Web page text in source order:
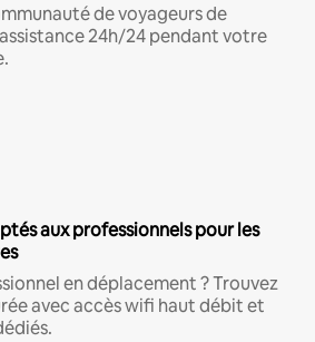
de voyageurs de
24h/24 pendant votre
aux professionnels pour les
en déplacement ? Trouvez
avec accès wifi haut débit et